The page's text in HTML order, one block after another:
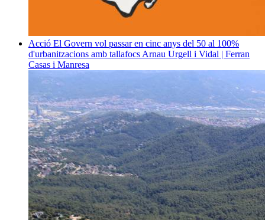
Acció El Govern vol passar en cinc anys del 50 al 100%
d'urbanitzacions amb tallafocs Arnau Urgell i Vidal | Ferran
Casas i Manresa